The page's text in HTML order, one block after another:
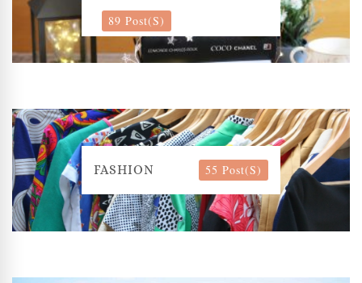
89 Post(s)
FASHION 55 Post(s)